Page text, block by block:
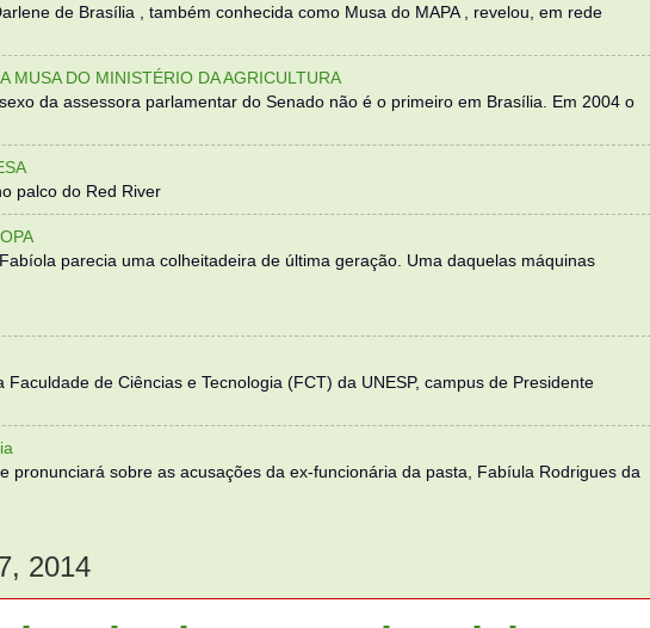
de Brasília , também conhecida como Musa do MAPA , revelou, em rede
MUSA DO MINISTÉRIO DA AGRICULTURA
da assessora parlamentar do Senado não é o primeiro em Brasília. Em 2004 o
palco do Red River
parecia uma colheitadeira de última geração. Uma daquelas máquinas
de Ciências e Tecnologia (FCT) da UNESP, campus de Presidente
pronunciará sobre as acusações da ex-funcionária da pasta, Fabíula Rodrigues da
2014